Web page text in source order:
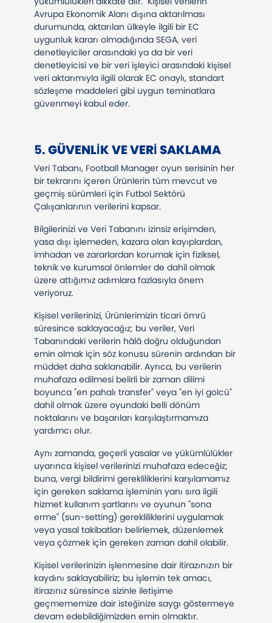
Avrupa Ekonomik Alanı dışına aktarılması
durumunda, aktarılan ülkeyle ilgili bir EC
uygunluk kararı olmadığında SEGA, veri
denetleyiciler arasındaki ya da bir veri
denetleyicisi ve bir veri işleyici arasındaki kişisel
veri aktarımıyla ilgili olarak EC onaylı, standart
sözleşme maddeleri gibi uygun teminatlara
güvenmeyi kabul eder.
​​​​​​​5.GÜVENLIK VE VERI SAKLAMA
Veri Tabanı, Football Manager oyun serisinin her
bir tekrarını içeren Ürünlerin tüm mevcut ve
geçmiş sürümleri için Futbol Sektörü
Çalışanlarının verilerini kapsar.
Bilgilerinizi ve Veri Tabanını izinsiz erişimden,
yasa dışı işlemeden, kazara olan kayıplardan,
imhadan ve zararlardan korumak için fiziksel,
teknik ve kurumsal önlemler de dahil olmak
üzere attığımız adımlara fazlasıyla önem
veriyoruz.
Kişisel verilerinizi, Ürünlerimizin ticari ömrü
süresince saklayacağız; bu veriler, Veri
Tabanındaki verilerin hâlâ doğru olduğundan
emin olmak için söz konusu sürenin ardından bir
müddet daha saklanabilir. Ayrıca, bu verilerin
muhafaza edilmesi belirli bir zaman dilimi
boyunca "en pahalı transfer" veya "en iyi golcü"
dahil olmak üzere oyundaki belli dönüm
noktalarını ve başarıları karşılaştırmamıza
yardımcı olur.
Aynı zamanda, geçerli yasalar ve yükümlülükler
uyarınca kişisel verilerinizi muhafaza edeceğiz;
buna, vergi bildirimi gerekliliklerini karşılamamız
için gereken saklama işleminin yanı sıra ilgili
hizmet kullanım şartlarını ve oyunun "sona
erme" (sun-setting) gerekliliklerini uygulamak
veya yasal takibatları belirlemek, düzenlemek
veya çözmek için gereken zaman dahil olabilir.
Kişisel verilerinizin işlenmesine dair itirazınızın bir
kaydını saklayabiliriz; bu işlemin tek amacı,
itirazınız süresince sizinle iletişime
geçmememize dair isteğinize saygı göstermeye
devam edebildiğimizden emin olmaktır.